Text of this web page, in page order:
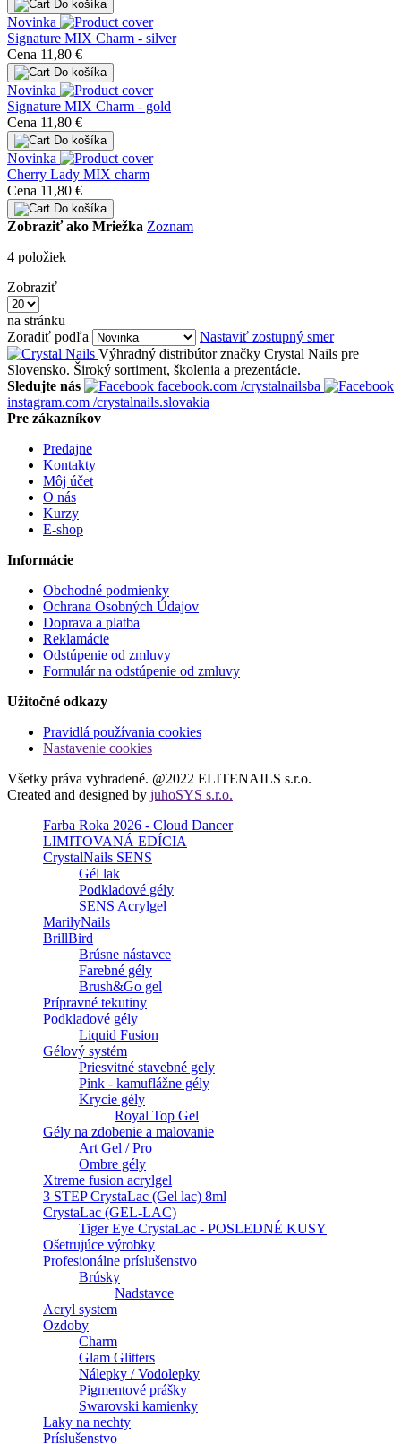
Do košíka
Novinka
Signature MIX Charm - silver
Cena 11,80 €
Do košíka
Novinka
Signature MIX Charm - gold
Cena 11,80 €
Do košíka
Novinka
Cherry Lady MIX charm
Cena 11,80 €
Do košíka
Zobraziť ako Mriežka Zoznam
4 položiek
Zobraziť
na stránku
Zoradiť podľa
Nastaviť zostupný smer
Výhradný distribútor značky Crystal Nails pre
Slovensko. Široký sortiment, školenia a prezentácie.
Sledujte nás
facebook.com /crystalnailsba
instagram.com /crystalnails.slovakia
Pre zákazníkov
Predajne
Kontakty
Môj účet
O nás
Kurzy
E-shop
Informácie
Obchodné podmienky
Ochrana Osobných Údajov
Doprava a platba
Reklamácie
Odstúpenie od zmluvy
Formulár na odstúpenie od zmluvy
Užitočné odkazy
Pravidlá používania cookies
Nastavenie cookies
Všetky práva vyhradené. @2022 ELITENAILS s.r.o.
Created and designed by juhoSYS s.r.o.
Farba Roka 2026 - Cloud Dancer
LIMITOVANÁ EDÍCIA
CrystalNails SENS
Gél lak
Podkladové gély
SENS Acrylgel
MarilyNails
BrillBird
Brúsne nástavce
Farebné gély
Brush&Go gel
Prípravné tekutiny
Podkladové gély
Liquid Fusion
Gélový systém
Priesvitné stavebné gely
Pink - kamuflážne gély
Krycie gély
Royal Top Gel
Gély na zdobenie a malovanie
Art Gel / Pro
Ombre gély
Xtreme fusion acrylgel
3 STEP CrystaLac (Gel lac) 8ml
CrystaLac (GEL-LAC)
Tiger Eye CrystaLac - POSLEDNÉ KUSY
Ošetrujúce výrobky
Profesionálne príslušenstvo
Brúsky
Nadstavce
Acryl system
Ozdoby
Charm
Glam Glitters
Nálepky / Vodolepky
Pigmentové prášky
Swarovski kamienky
Laky na nechty
Príslušenstvo